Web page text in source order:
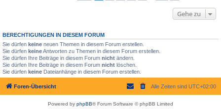
Gehe zu
BERECHTIGUNGEN IN DIESEM FORUM
Sie dürfen keine neuen Themen in diesem Forum erstellen.
Sie dürfen keineAntworten zu Themen in diesem Forum erstellen.
Sie dürfen Ihre Beiträge in diesem Forum nicht ändern.
Sie dürfen Ihre Beiträge in diesem Forum nicht löschen.
Sie dürfen keine Dateianhänge in diesem Forum erstellen.
Foren-Übersicht Alle Zeiten sind UTC+02:00
Powered by phpBB® Forum Software © phpBB Limited